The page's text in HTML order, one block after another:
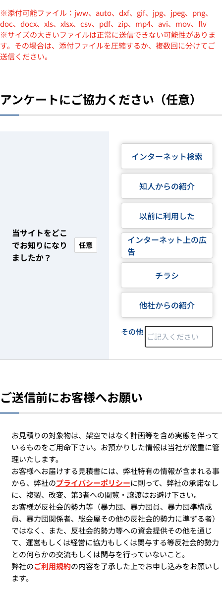
※添付可能ファイル：jww、auto、dxf、gif、jpg、jpeg、png、
doc、docx、xls、xlsx、csv、pdf、zip、mp4、avi、mov、flv
※サイズの大きいファイルは正常に送信できない可能性がありま
す。その場合は、添付ファイルを圧縮するか、複数回に分けてご
送信ください。
アンケートにご協力ください（任意）
当サイトをどこ
でお知りになり
ましたか？
任意
インターネット検索
知人からの紹介
以前に利用した
インターネット上の広
告
チラシ
他社からの紹介
その他
ご送信前にお客様へお願い
お見積りの対象物は、架空ではなく計画等を含め実態を伴って
いるものをご用命下さい。お預かりした情報は当社が厳重に管
理いたします。
お客様へお届けする見積書には、弊社特有の情報が含まれる事
から、弊社のプライバシーポリシーに則って、弊社の承諾なし
に、複製、改変、第3者への閲覧・譲渡はお避け下さい。
お客様が反社会的勢力等（暴力団、暴力団員、暴力団準構成
員、暴力団関係者、総会屋その他の反社会的勢力に準ずる者）
ではなく、また、反社会的勢力等への資金提供その他を通じ
て、運営もしくは経営に協力もしくは関与する等反社会的勢力
との何らかの交流もしくは関与を行っていないこと。
弊社のご利用規約の内容を了承した上でお申し込みをお願いし
ます。